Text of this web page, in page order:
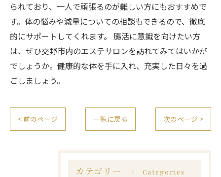
られており、一人で頑張るのが難しい方にもおすすめで
す。体の悩みや減量についての相談もできるので、徹底
的にサポートしてくれます。 腸活に意識を向けたい方
は、ぜひ交野市内のエステサロンを訪れてみてはいかが
でしょうか。健康的な体を手に入れ、充実した日々を過
ごしましょう。
< 前のページ 一覧に戻る 次のページ >
カテゴリー Categories